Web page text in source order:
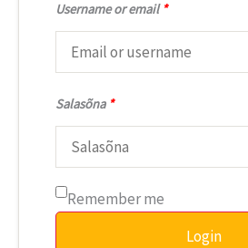
Username or email *
Salasõna *
Remember me
Login